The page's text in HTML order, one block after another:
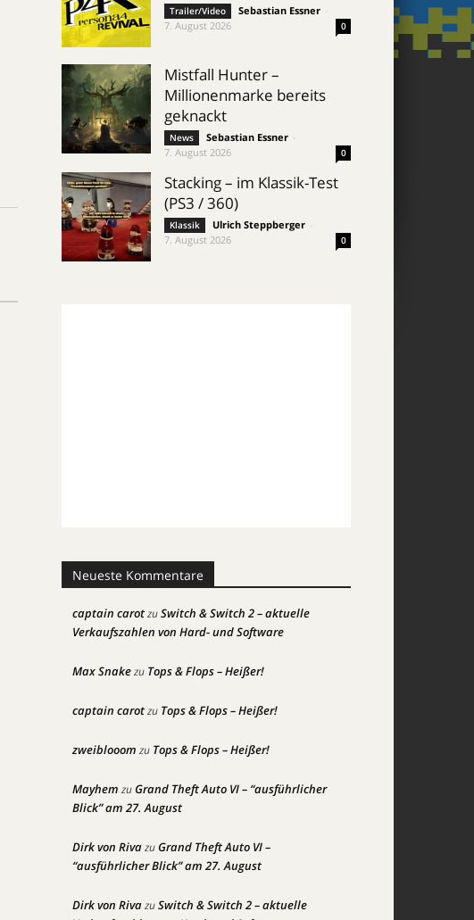
Trailer/Video Sebastian Essner
7. August 2026
0
Mistfall Hunter –
Millionenmarke bereits
geknackt
News Sebastian Essner
7. August 2026
0
Stacking – im Klassik-Test
(PS3 / 360)
Klassik Ulrich Steppberger
7. August 2026
0
Neueste Kommentare
captain carotzuSwitch & Switch 2 – aktuelle
Verkaufszahlen von Hard- und Software
Max Snakezu Tops & Flops – Heißer!
captain carotzu Tops & Flops – Heißer!
zweiblooom zu Tops & Flops – Heißer!
Mayhem zuGrand Theft Auto VI – “ausführlicher
Blick” am 27. August
Dirk von RivazuGrand Theft Auto VI –
“ausführlicher Blick” am 27. August
Dirk von RivazuSwitch & Switch 2 – aktuelle